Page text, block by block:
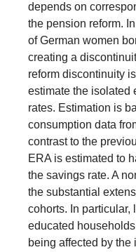
depends on
the pension reform.
of German women
creating a
reform discontinuity
estimate the isolated
rates. Estimation is
consumption data
contrast to the
ERA is estimated to
the savings rate. A
the substantial
cohorts. In
educated
being affected by the